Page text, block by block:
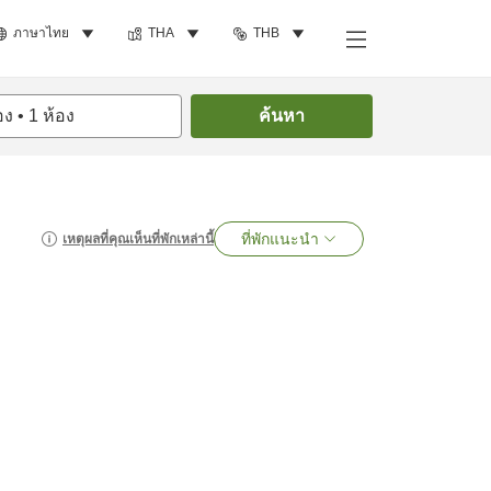
ภาษาไทย THA THB
• 1 ห้อง ค้นหา
เหตุผลที่คุณเห็นที่พักเหล่านี้ ที่พักแนะนำ